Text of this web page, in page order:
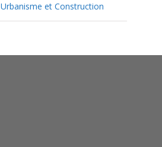
Urbanisme et Construction